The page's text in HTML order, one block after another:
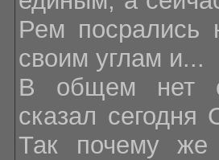
Рем посрались
своим углам и...
В общем нет
сказал
Так почему